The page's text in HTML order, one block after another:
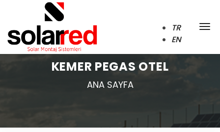
TR
EN
KEMER PEGAS OTEL
ANA SAYFA